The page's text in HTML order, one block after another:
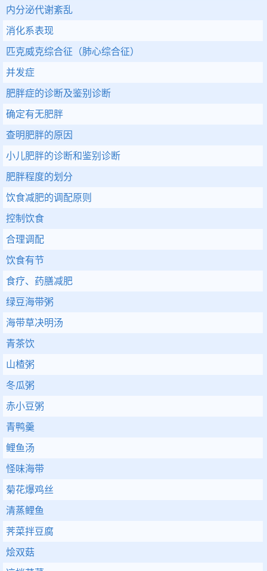
内分泌代谢紊乱
消化系表现
匹克威克综合征（肺心综合征）
并发症
肥胖症的诊断及鉴别诊断
确定有无肥胖
查明肥胖的原因
小儿肥胖的诊断和鉴别诊断
肥胖程度的划分
饮食减肥的调配原则
控制饮食
合理调配
饮食有节
食疗、药膳减肥
绿豆海带粥
海带草决明汤
青茶饮
山楂粥
冬瓜粥
赤小豆粥
青鸭羹
鲤鱼汤
怪味海带
菊花爆鸡丝
清蒸鲤鱼
荠菜拌豆腐
烩双菇